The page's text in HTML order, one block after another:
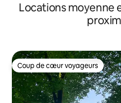
Locations moyenne
Coup de cœur voyageurs
Coup de cœur voyageurs